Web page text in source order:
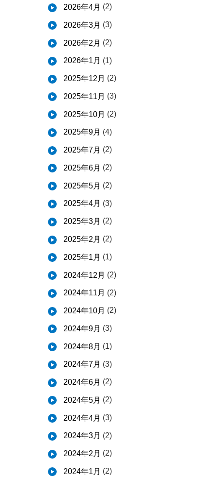
2026年4月 (2)
2026年3月 (3)
2026年2月 (2)
2026年1月 (1)
2025年12月 (2)
2025年11月 (3)
2025年10月 (2)
2025年9月 (4)
2025年7月 (2)
2025年6月 (2)
2025年5月 (2)
2025年4月 (3)
2025年3月 (2)
2025年2月 (2)
2025年1月 (1)
2024年12月 (2)
2024年11月 (2)
2024年10月 (2)
2024年9月 (3)
2024年8月 (1)
2024年7月 (3)
2024年6月 (2)
2024年5月 (2)
2024年4月 (3)
2024年3月 (2)
2024年2月 (2)
2024年1月 (2)